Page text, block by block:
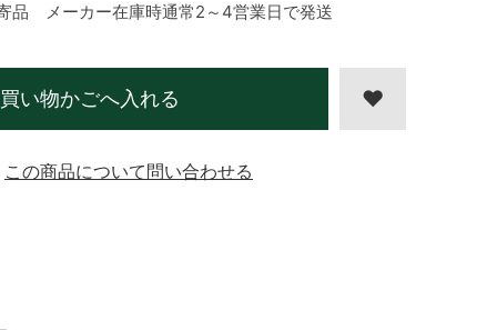
品 メーカー在庫時通常2～4営業日で発送
買い物かごへ入れる
この商品について問い合わせる